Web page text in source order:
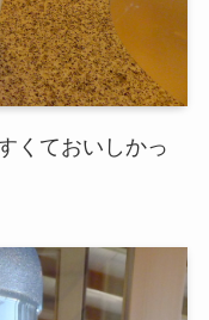
くておいしかっ